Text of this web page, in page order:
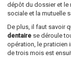
dépôt du dossier et le
sociale et la mutuelle
De plus, il faut savoir
dentaire se déroule
opération, le praticien
de trois mois est